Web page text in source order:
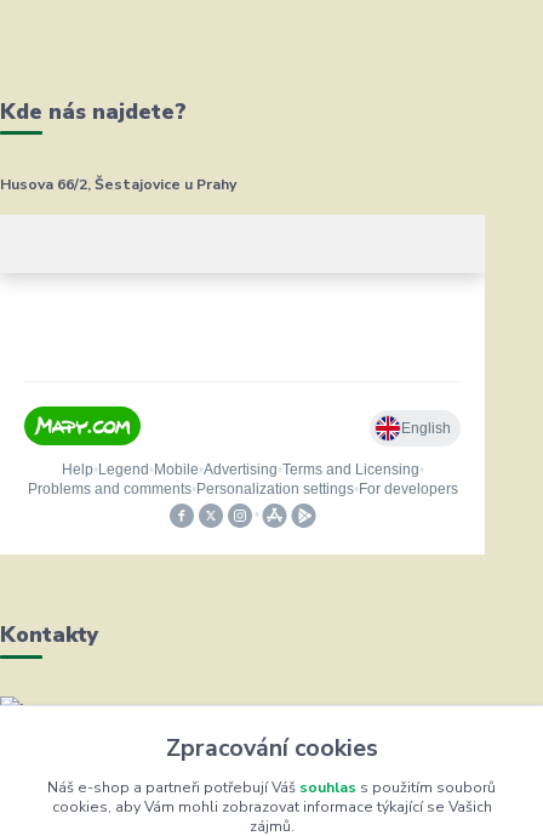
Kde nás najdete?
Husova 66/2, Šestajovice u Prahy
Kontakty
Helena Bayerová
+420 604 711 491
(Po-Čt, 8-16 hod.)
Zpracování cookies
Náš e-shop a partneři potřebují Váš souhlas s použitím souborů
cookies, aby Vám mohli zobrazovat informace týkající se Vašich
zájmů.